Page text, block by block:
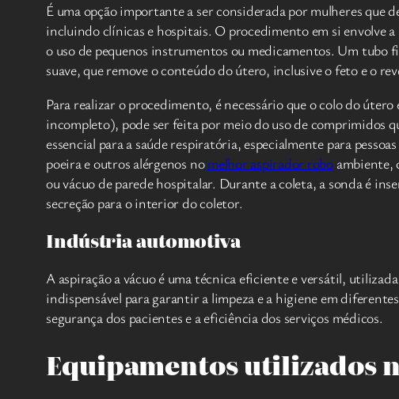
É uma opção importante a ser considerada por mulheres
incluindo clínicas e hospitais. O procedimento em si envolve
o uso de pequenos instrumentos ou medicamentos. Um tubo
suave, que remove o conteúdo do útero, inclusive o feto e o
Para realizar o procedimento, é necessário que o colo do
incompleto), pode ser feita por meio do uso de comprimidos
essencial para a saúde respiratória, especialmente para
poeira e outros alérgenos nomelhor aspirador robo ambiente,
ou vácuo de parede hospitalar. Durante a coleta, a sonda é
secreção para o interior do coletor.
Indústria automotiva
A aspiração a vácuo é uma técnica eficiente e versátil,
indispensável para garantir a limpeza e a higiene em
segurança dos pacientes e a eficiência dos serviços médicos.
Equipamentos utilizados